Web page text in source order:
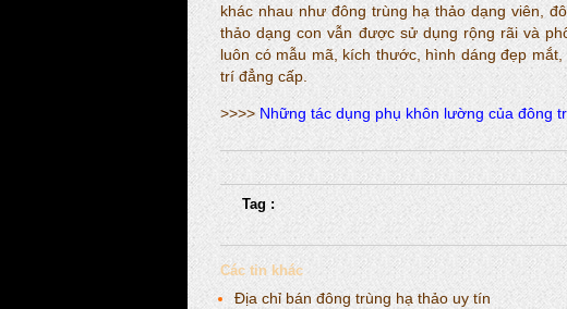
khác nhau như đông trùng hạ thảo dạng viên,
thảo dạng con vẫn được sử dụng rộng rãi và
luôn có mẫu mã, kích thước, hình dáng đẹp
trí đẳng cấp.
>>>> Những tác dụng phụ khôn lường của đông
Tag :
Các tin khác
Địa chỉ bán đông trùng hạ thảo uy tín